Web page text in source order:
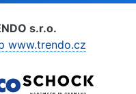
s.r.o.
www.trendo.cz